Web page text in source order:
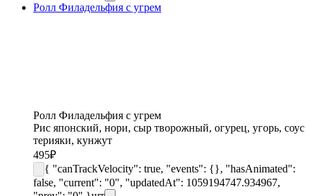
Ролл Филадельфия с угрем
Ролл Филадельфия с угрем
Рис японский, нори, сыр творожный, огурец, угорь, соус
терияки, кунжут
495₽
{ "canTrackVelocity": true, "events": {}, "hasAnimated":
false, "current": "0", "updatedAt": 1059194747.934967,